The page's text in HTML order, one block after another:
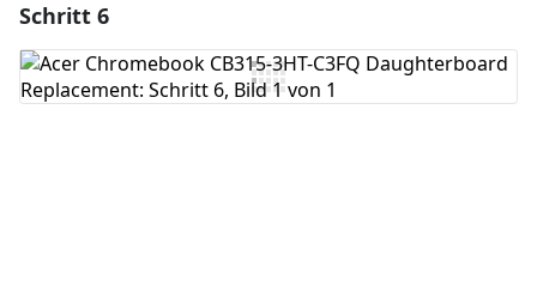
Kommentar hinzufügen
Schritt 6